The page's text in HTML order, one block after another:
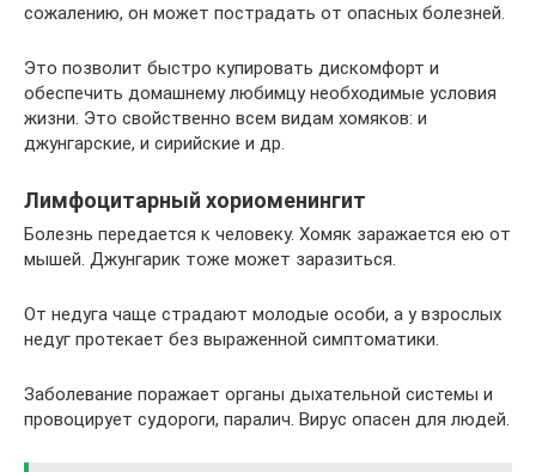
сожалению, он может пострадать от опасных болезней.
Это позволит быстро купировать дискомфорт и
обеспечить домашнему любимцу необходимые условия
жизни. Это свойственно всем видам хомяков: и
джунгарские, и сирийские и др.
Лимфоцитарный хориоменингит
Болезнь передается к человеку. Хомяк заражается ею от
мышей. Джунгарик тоже может заразиться.
От недуга чаще страдают молодые особи, а у взрослых
недуг протекает без выраженной симптоматики.
Заболевание поражает органы дыхательной системы и
провоцирует судороги, паралич. Вирус опасен для людей.